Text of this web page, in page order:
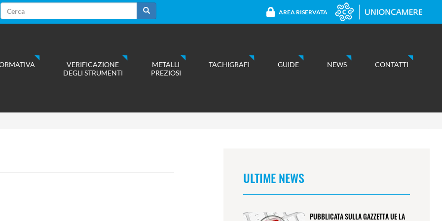
Form
di
Cerca
AREA RISERVATA
VERIFICAZIONE
DEGLI STRUMENTI
METALLI
PREZIOSI
TACHIGRAFI GUIDE NEWS CONTATTI
ULTIME NEWS
PUBBLICATA SULLA GAZZETTA UE LA